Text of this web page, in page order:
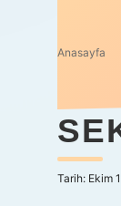
Anasayfa
Tarih: Ekim